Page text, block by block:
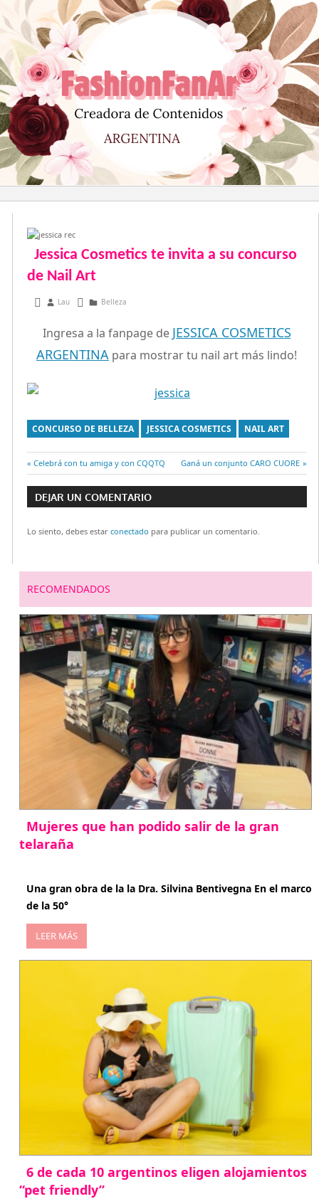
al
contenido
Jessica Cosmetics te invita a su concurso
de Nail Art
julio 16, 2013
Lau Belleza
Ingresa a la fanpage de JESSICA COSMETICS
ARGENTINA para mostrar tu nail art más lindo!
CONCURSO DE BELLEZA JESSICA COSMETICS NAIL ART
Navegación
de
entradas
Entrada
anterior:
Celebrá con tu amiga y con CQQTQ
Entrada
siguiente:
Ganá un conjunto CARO CUORE
DEJAR UN COMENTARIO
Lo siento, debes estar conectado para publicar un comentario.
RECOMENDADOS
Mujeres que han podido salir de la gran
telaraña
Una gran obra de la la Dra. Silvina Bentivegna En el marco
de la 50°
LEER MÁS
6 de cada 10 argentinos eligen alojamientos
“pet friendly”